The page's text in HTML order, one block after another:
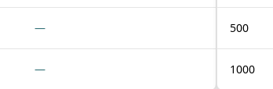
—
—
500
1000